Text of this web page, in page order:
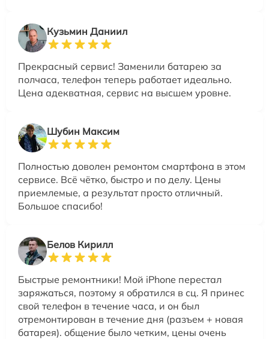
Кузьмин Даниил
Прекрасный сервис! Заменили батарею за
полчаса, телефон теперь работает идеально.
Цена адекватная, сервис на высшем уровне.
Шубин Максим
Полностью доволен ремонтом смартфона в этом
сервисе. Всё чётко, быстро и по делу. Цены
приемлемые, а результат просто отличный.
Большое спасибо!
Белов Кирилл
Быстрые ремонтники! Мой iPhone перестал
заряжаться, поэтому я обратился в сц. Я принес
свой телефон в течение часа, и он был
отремонтирован в течение дня (разъем + новая
батарея). общение было четким, цены очень